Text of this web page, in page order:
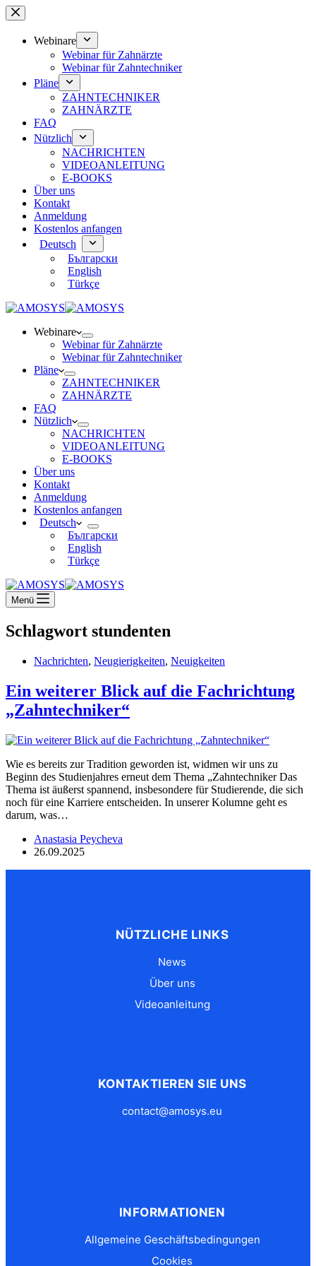
Zum
Inhalt
springenWebinare
Webinar für Zahnärzte
Webinar für Zahntechniker
Pläne
ZAHNTECHNIKER
ZAHNÄRZTE
FAQ
Nützlich
NACHRICHTEN
VIDEOANLEITUNG
E-BOOKS
Über uns
Kontakt
Anmeldung
Kostenlos anfangen
Deutsch
Български
English
Türkçe
Webinare
Webinar für Zahnärzte
Webinar für Zahntechniker
Pläne
ZAHNTECHNIKER
ZAHNÄRZTE
FAQ
Nützlich
NACHRICHTEN
VIDEOANLEITUNG
E-BOOKS
Über uns
Kontakt
Anmeldung
Kostenlos anfangen
Deutsch
Български
English
Türkçe
Menü
Schlagwort stundenten
Nachrichten, Neugierigkeiten, Neuigkeiten
Ein weiterer Blick auf die Fachrichtung
„Zahntechniker“
Wie es bereits zur Tradition geworden ist, widmen wir uns zu
Beginn des Studienjahres erneut dem Thema „Zahntechniker Das
Thema ist äußerst spannend, insbesondere für Studierende, die sich
noch für eine Karriere entscheiden. In unserer Kolumne geht es
darum, was…
Anastasia Peycheva
26.09.2025
NÜTZLICHE LINKS
News
Über uns
Videoanleitung
KONTAKTIEREN SIE UNS
contact@amosys.eu
INFORMATIONEN
Allgemeine Geschäftsbedingungen
Cookies